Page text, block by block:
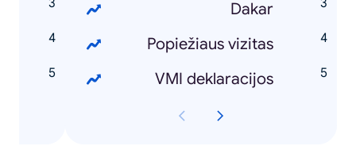
Dakar
Popiežiaus vizitas
VMI deklaracijos